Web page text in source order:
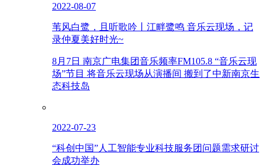
2022-08-07
苇风白鹭，且听歌吟丨江畔鹭鸣 音乐云现场，记
录仲夏美好时光~
8月7日 南京广电集团音乐频率FM105.8 “音乐云现
场”节目 将音乐云现场从演播间 搬到了中新南京生
态科技岛
2022-07-23
“科创中国”人工智能专业科技服务团问题需求研讨
会成功举办